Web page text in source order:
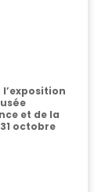
et de la
octobre